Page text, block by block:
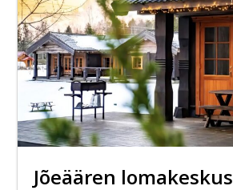
Jõeäären lomakeskus